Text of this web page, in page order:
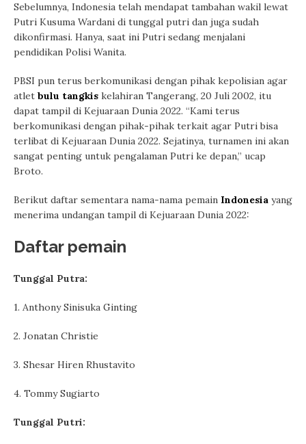
Sebelumnya, Indonesia telah mendapat tambahan wakil lewat
Putri Kusuma Wardani di tunggal putri dan juga sudah
dikonfirmasi. Hanya, saat ini Putri sedang menjalani
pendidikan Polisi Wanita.
PBSI pun terus berkomunikasi dengan pihak kepolisian agar
atlet bulu tangkis kelahiran Tangerang, 20 Juli 2002, itu
dapat tampil di Kejuaraan Dunia 2022. “Kami terus
berkomunikasi dengan pihak-pihak terkait agar Putri bisa
terlibat di Kejuaraan Dunia 2022. Sejatinya, turnamen ini akan
sangat penting untuk pengalaman Putri ke depan,” ucap
Broto.
Berikut daftar sementara nama-nama pemain Indonesia yang
menerima undangan tampil di Kejuaraan Dunia 2022:
Daftar pemain
Tunggal Putra:
1. Anthony Sinisuka Ginting
2. Jonatan Christie
3. Shesar Hiren Rhustavito
4. Tommy Sugiarto
Tunggal Putri: